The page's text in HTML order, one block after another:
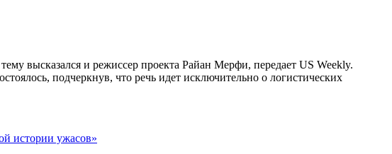
высказался и режиссер проекта Райан Мерфи, передает US Weekly.
подчеркнув, что речь идет исключительно о логистических
истории ужасов»